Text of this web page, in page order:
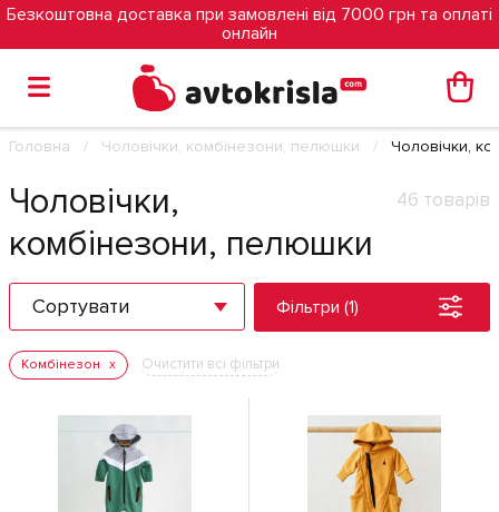
Безкоштовна доставка при замовлені від 7000 грн та оплаті
онлайн
Головна Чоловічки, комбінезони, пелюшки Чоловічки,
Чоловічки,
комбінезони, пелюшки
46 товарів
Сортувати Фільтри (1)
Комбінезон Очистити всі фільтри